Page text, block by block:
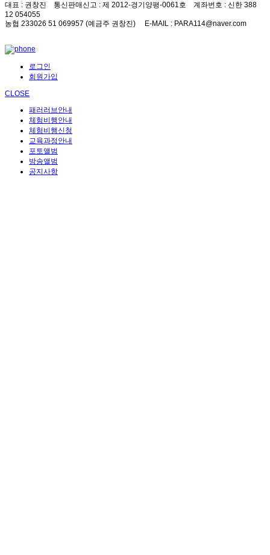
대표 : 권창진 통신판매신고 : 제 2012-경기양평-0061호 계좌번호 : 신한 388
12 054055
농협 233026 51 069957 (예금주 권창진)
E-MAIL : PARA114@naver.com
로그인
회원가입
CLOSE
패러러브안내
체험비행안내
체험비행신청
교육과정안내
포토앨범
방송앨범
공지사항